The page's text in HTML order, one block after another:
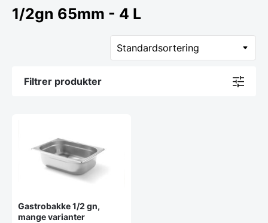
1/2gn 65mm - 4 L
Filtrer produkter
Gastrobakke 1/2 gn,
mange varianter